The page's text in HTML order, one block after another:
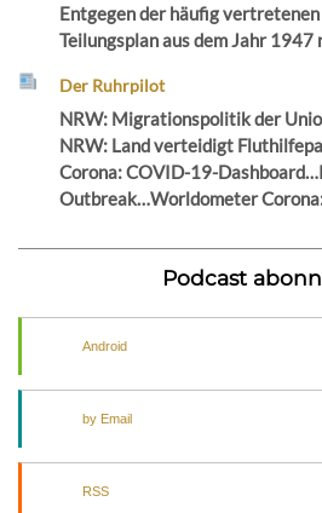
Entgegen der häufig
Teilungsplan aus dem Jahr 1947
Der Ruhrpilot
NRW: Migrationspolitik der
NRW: Land verteidigt
Corona: COVID-19-
Outbreak…Worldometer
Podcast
Android
by Email
RSS